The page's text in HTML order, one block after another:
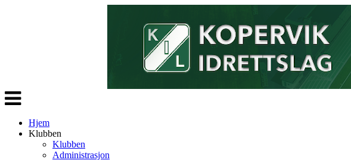
Veksle
navigasjon
Hjem
Klubben
Klubben
Administrasjon